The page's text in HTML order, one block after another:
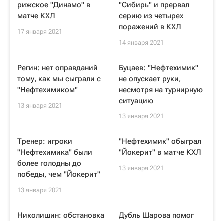
рижское "Динамо" в
матче КХЛ
17 января 2021
"Сибирь" и прервал
серию из четырех
поражений в КХЛ
14 января 2021
Регин: нет оправданий
тому, как мы сыграли с
"Нефтехимиком"
13 января 2021
Буцаев: "Нефтехимик"
не опускает руки,
несмотря на турнирную
ситуацию
13 января 2021
Тренер: игроки
"Нефтехимика" были
более голодны до
победы, чем "Йокерит"
13 января 2021
"Нефтехимик" обыграл
"Йокерит" в матче КХЛ
13 января 2021
Николишин: обстановка
Дубль Шарова помог